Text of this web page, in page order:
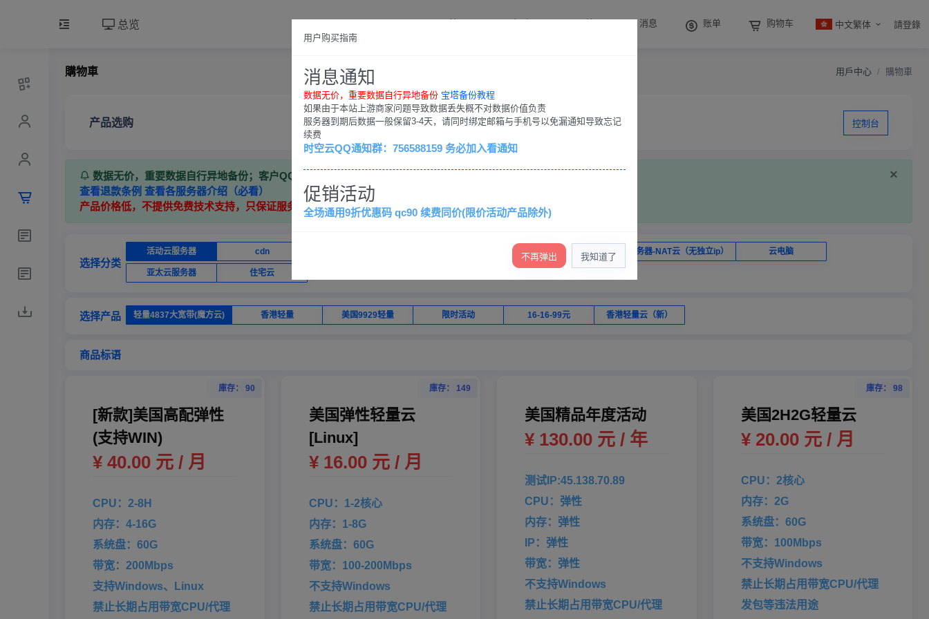
总览 消息 账单 购物车 中文繁体 請登錄
購物車 用戶中心 購物車
用户购买指南
消息通知
数据无价，重要数据自行异地备份 宝塔备份教程
如果由于本站上游商家问题导致数据丢失概不对数据价值负责
服务器到期后数据一般保留3-4天，请同时绑定邮箱与手机号以免漏通知导致忘记
续费
时空云QQ通知群：756588159 务必加入看通知
促销活动
全场通用9折优惠码 qc90 续费同价(限价活动产品除外)
不再弹出 我知道了
产品选购 控制台
×
数据无价，重要数据自行异地备份；客户QQ群：756588159，务必加入看通知
查看退款条例 查看各服务器介绍（必看）
产品价格低，不提供免费技术支持，只保证服务器正常运行
选择分类
活动云服务器 cdn 国内大陆云服务器 国内大陆云服务器-NAT云（无独立ip） 云电脑
亚太云服务器 住宅云
选择产品 轻量4837大宽带(魔方云) 香港轻量 美国9929轻量 限时活动 16-16-99元 香港轻量云（新）
商品标语
庫存： 90
[新款]美国高配弹性
(支持WIN)
¥ 40.00 元 / 月
CPU：2-8H
内存：4-16G
系统盘：60G
带宽：200Mbps
支持Windows、Linux
禁止长期占用带宽CPU/代理
庫存： 149
美国弹性轻量云
[Linux]
¥ 16.00 元 / 月
CPU：1-2核心
内存：1-8G
系统盘：60G
带宽：100-200Mbps
不支持Windows
禁止长期占用带宽CPU/代理
美国精品年度活动
¥ 130.00 元 / 年
测试IP:45.138.70.89
CPU：弹性
内存：弹性
IP：弹性
带宽：弹性
不支持Windows
禁止长期占用带宽CPU/代理
庫存： 98
美国2H2G轻量云
¥ 20.00 元 / 月
CPU：2核心
内存：2G
系统盘：60G
带宽：100Mbps
不支持Windows
禁止长期占用带宽CPU/代理
发包等违法用途